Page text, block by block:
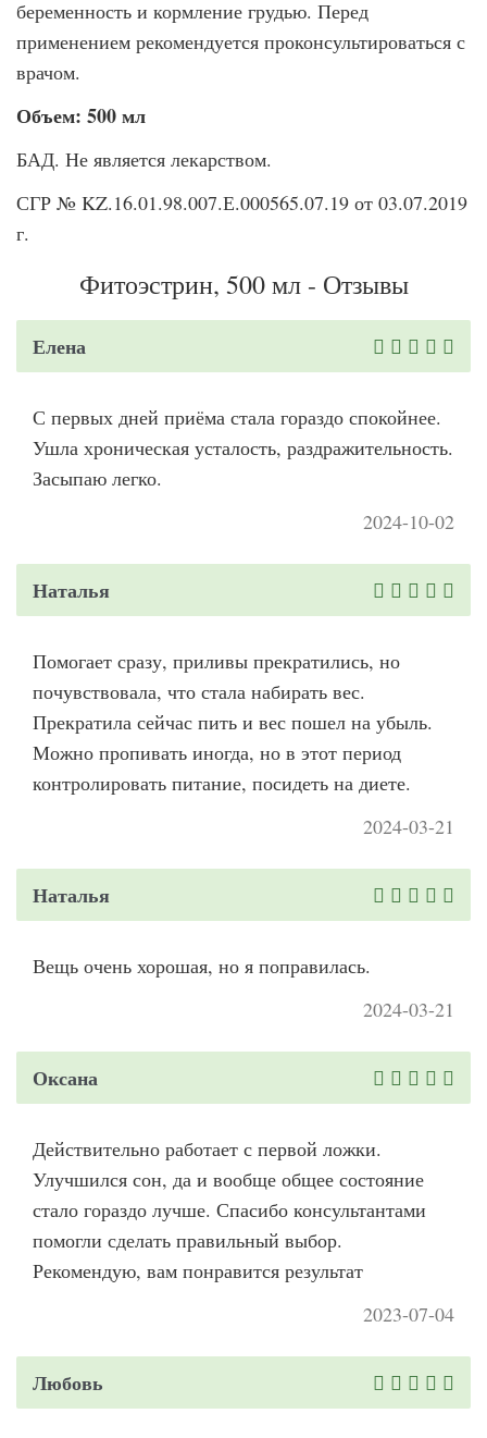
беременность и кормление грудью. Перед
применением рекомендуется проконсультироваться с
врачом.
Объем: 500 мл
БАД. Не является лекарством.
СГР № KZ.16.01.98.007.Е.000565.07.19 от 03.07.2019
г.
Фитоэстрин, 500 мл - Отзывы
Елена
С первых дней приёма стала гораздо спокойнее.
Ушла хроническая усталость, раздражительность.
Засыпаю легко.
2024-10-02
Наталья
Помогает сразу, приливы прекратились, но
почувствовала, что стала набирать вес.
Прекратила сейчас пить и вес пошел на убыль.
Можно пропивать иногда, но в этот период
контролировать питание, посидеть на диете.
2024-03-21
Наталья
Вещь очень хорошая, но я поправилась.
2024-03-21
Оксана
Действительно работает с первой ложки.
Улучшился сон, да и вообще общее состояние
стало гораздо лучше. Спасибо консультантами
помогли сделать правильный выбор.
Рекомендую, вам понравится результат
2023-07-04
Любовь